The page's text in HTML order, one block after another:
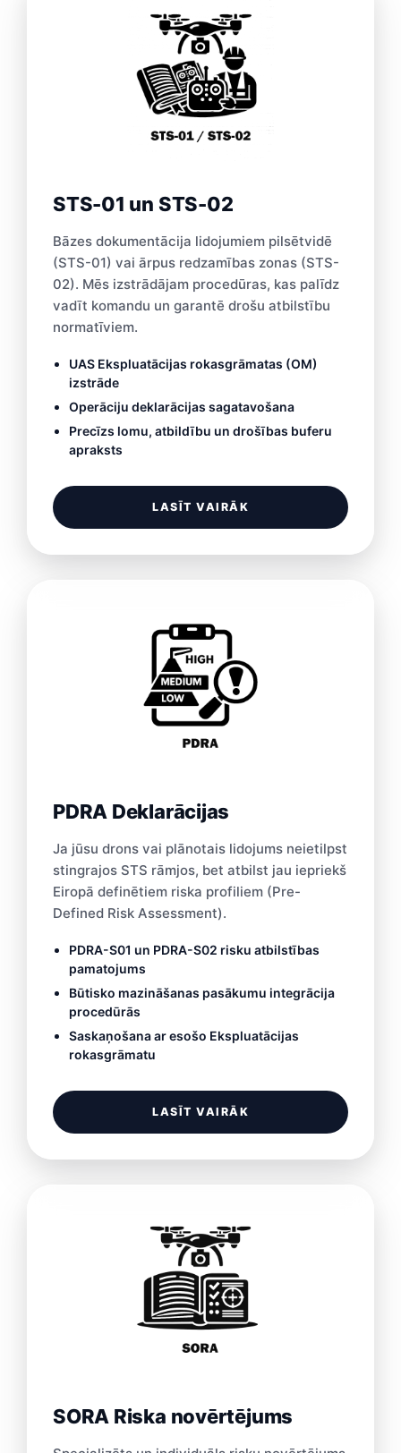
STS-01 un STS-02
Bāzes dokumentācija lidojumiem pilsētvidē
(STS-01) vai ārpus redzamības zonas (STS-
02). Mēs izstrādājam procedūras, kas palīdz
vadīt komandu un garantē drošu atbilstību
normatīviem.
UAS Ekspluatācijas rokasgrāmatas (OM)
izstrāde
Operāciju deklarācijas sagatavošana
Precīzs lomu, atbildību un drošības buferu
apraksts
LASĪT VAIRĀK
PDRA Deklarācijas
Ja jūsu drons vai plānotais lidojums neietilpst
stingrajos STS rāmjos, bet atbilst jau iepriekš
Eiropā definētiem riska profiliem (Pre-
Defined Risk Assessment).
PDRA-S01 un PDRA-S02 risku atbilstības
pamatojums
Būtisko mazināšanas pasākumu integrācija
procedūrās
Saskaņošana ar esošo Ekspluatācijas
rokasgrāmatu
LASĪT VAIRĀK
SORA Riska novērtējums